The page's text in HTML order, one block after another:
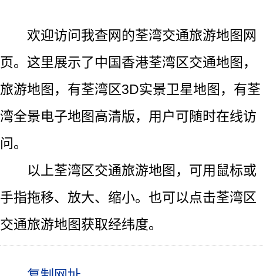
欢迎访问我查网的荃湾交通旅游地图网
页。这里展示了中国香港荃湾区交通地图，
旅游地图，有荃湾区3D实景卫星地图，有荃
湾全景电子地图高清版，用户可随时在线访
问。
以上荃湾区交通旅游地图，可用鼠标或
手指拖移、放大、缩小。也可以点击荃湾区
交通旅游地图获取经纬度。